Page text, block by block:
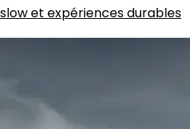
slow et expériences durables